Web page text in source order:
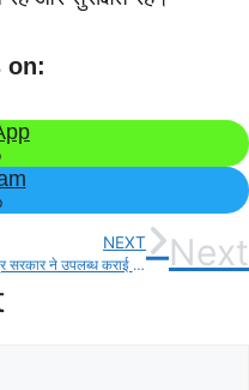
on:
NEXT
केंद्र सरकार ने उपलब्ध कराई सभी के लिए किफ़ायती और सुलभ स्वास्थ्य सेवा Next